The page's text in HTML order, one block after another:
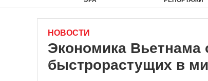
НОВОСТИ
Экономика Вьетнама
быстрорастущих в